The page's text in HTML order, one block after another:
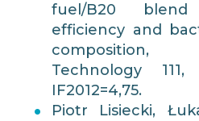
fuel/B20 blend
efficiency and
composition,
Technology 111,
IF2012=4,75.
Piotr Lisiecki,